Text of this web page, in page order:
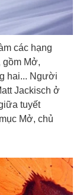
các hạng
gồm Mở,
hai... Người
Jackisch ở
tuyết
Mở, chủ